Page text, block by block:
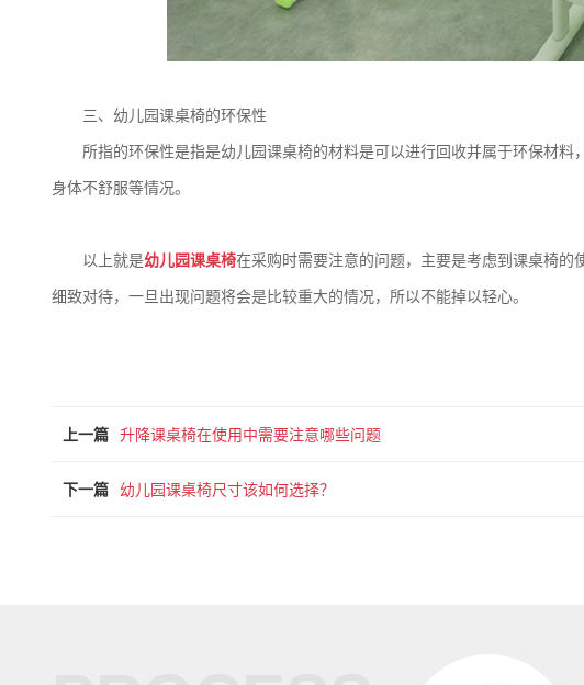
三、幼儿园课桌椅的环保性
所指的环保性是指是幼儿园课桌椅的材料是可以进行回收并属于环保材
身体不舒服等情况。
以上就是幼儿园课桌椅在采购时需要注意的问题，主要是考虑到课桌椅
细致对待，一旦出现问题将会是比较重大的情况，所以不能掉以轻心。
上一篇 升降课桌椅在使用中需要注意哪些问题
下一篇 幼儿园课桌椅尺寸该如何选择？